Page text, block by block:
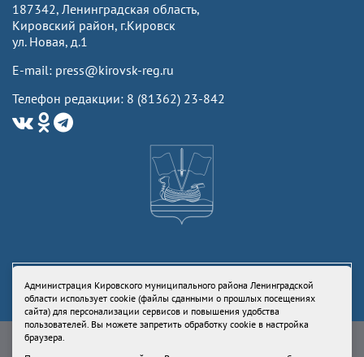
187342, Ленинградская область,
Кировский район, г.Кировск
ул. Новая, д.1
E-mail: press@kirovsk-reg.ru
Телефон редакции: 8 (81362) 23-842
Свидетельство Роскомнадзора ЭЛ № ФС77-73336 от 24 июля 2018
Администрация Кировского муниципального района Ленинградской
области использует cookie (файлы сданными о прошлых посещениях
сайта) для персонализации сервисов и повышения удобства
пользователей. Вы можете запретить обработку cookie в настройка
браузера.